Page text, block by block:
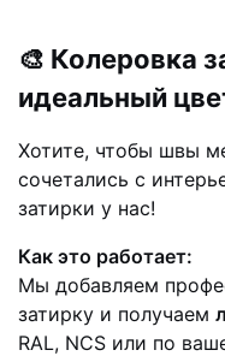
🎨 Колеровка
идеальный
Хотите, чтобы швы
сочетались с
затирки у нас!
Как это работает:
Мы добавляем
затирку и получаем
RAL, NCS или по